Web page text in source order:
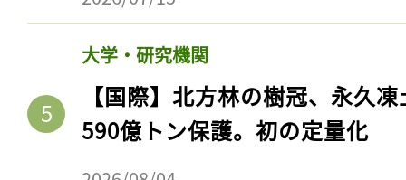
大学・研究機関
【国際】北方林の樹冠、永久
590億トン保護。初の定量化